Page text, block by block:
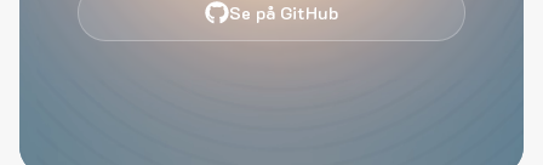
Se på GitHub